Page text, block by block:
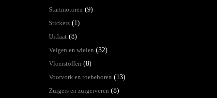
Startmotoren (9)
Stickers (1)
Uitlaat (8)
Velgen en wielen (32)
Vloeistoffen (8)
Voorvork en toebehoren (13)
Zuigers en zuigerveren (8)